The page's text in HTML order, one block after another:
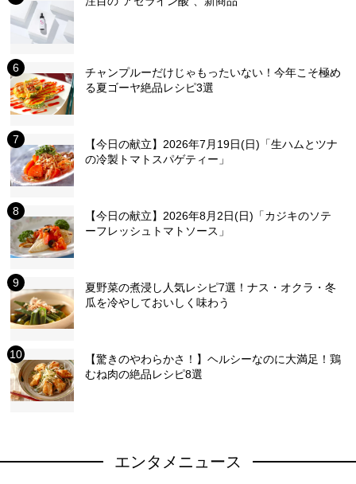
チャンプルーだけじゃもったいない！今年こそ極め
る夏ゴーヤ絶品レシピ3選
【今日の献立】2026年7月19日(日)「生ハムとツナ
の冷製トマトスパゲティー」
【今日の献立】2026年8月2日(日)「カジキのソテ
ーフレッシュトマトソース」
夏野菜の煮浸し人気レシピ7選！ナス・オクラ・冬
瓜を冷やしておいしく味わう
【驚きのやわらかさ！】ヘルシーなのに大満足！鶏
むね肉の絶品レシピ8選
エンタメニュース